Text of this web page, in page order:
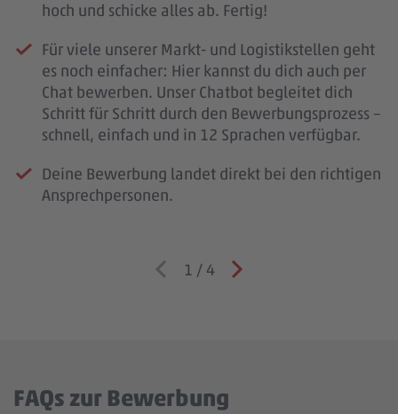
hoch und schicke alles ab. Fertig!
Für viele unserer Markt- und Logistikstellen geht
es noch einfacher: Hier kannst du dich auch per
Chat bewerben. Unser Chatbot begleitet dich
Schritt für Schritt durch den Bewerbungsprozess –
schnell, einfach und in 12 Sprachen verfügbar.
Deine Bewerbung landet direkt bei den richtigen
Ansprechpersonen.
1 / 4
FAQs zur Bewerbung